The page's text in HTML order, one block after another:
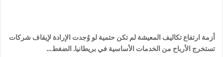
أزمة ارتفاع تكاليف المعيشة لم تكن حتمية لو وُجدت الإرادة لإيقاف شركات
تستخرج الأرباح من الخدمات الأساسية في بريطانيا. الضغط…